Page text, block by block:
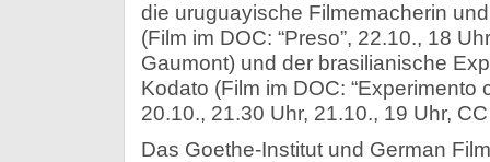
die uruguayische Filmemacherin
(Film im DOC: “Preso”, 22.10., 18
Gaumont) und der brasilianische
Kodato (Film im DOC: “Experimento
20.10., 21.30 Uhr, 21.10., 19 Uhr,
Das Goethe-Institut und German